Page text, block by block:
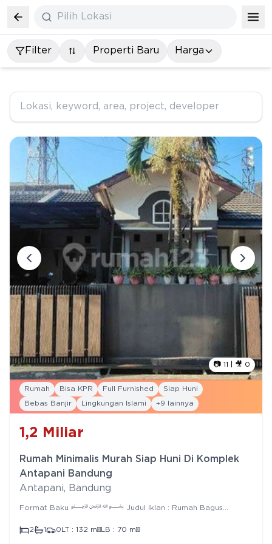
Pilih Lokasi
Filter Properti Baru Harga
📷 11 | 🎥 0
Rumah Bisa KPR Full Furnished Siap Huni
Bebas Banjir Lingkungan Islami +9 lainnya
1,2 Miliar
Rumah Minimalis Murah Siap Huni Di Komplek
Antapani Bandung
Antapani, Bandung
Format Baku ﷽ Judul Iklan : Rumah Bagus
Bangunan Tahun : > Jumlah Lantai : 1 > Luas Tanah : 132 m² >
2 1 0 LT : 132 m² LB : 70 m²